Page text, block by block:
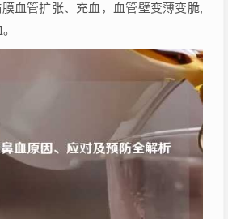
血管扩张、充血，血管壁变薄变脆,